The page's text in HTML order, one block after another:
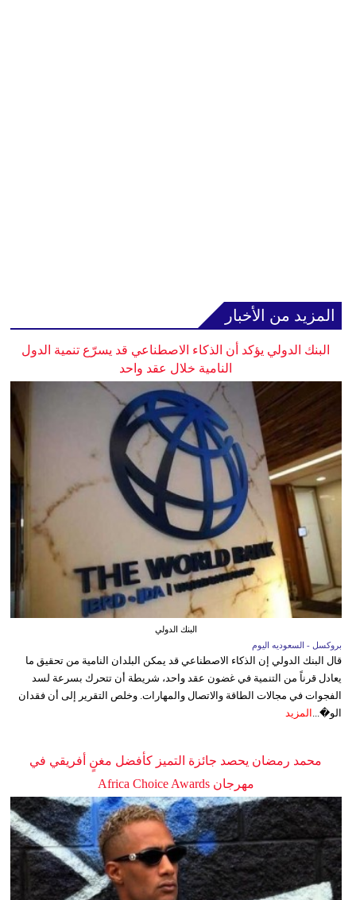
المزيد من الأخبار
البنك الدولي يؤكد أن الذكاء الاصطناعي قد يسرّع تنمية الدول
النامية خلال عقد واحد
البنك الدولي
بروكسل - السعوديه اليوم
قال البنك الدولي إن الذكاء الاصطناعي قد يمكن البلدان النامية من تحقيق ما
يعادل قرناً من التنمية في غضون عقد واحد، شريطة أن تتحرك بسرعة لسد
الفجوات في مجالات الطاقة والاتصال والمهارات. وخلص التقرير إلى أن فقدان
الو�...
المزيد
محمد رمضان يحصد جائزة التميز كأفضل مغنٍ أفريقي في
مهرجان Africa Choice Awards